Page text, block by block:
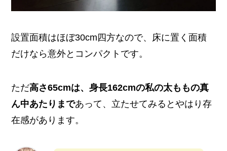
設置面積はほぼ30cm四方なので、床に置く面積
だけなら意外とコンパクトです。
ただ高さ65cmは、身長162cmの私の太ももの真
ん中あたりまであって、立たせてみるとやはり存
在感があります。